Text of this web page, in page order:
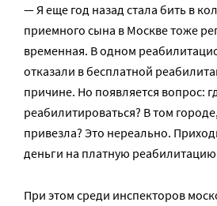
— Я еще год назад стала бить в
приемного сына в Москве тоже
временная. В одном
отказали в бесплатной
причине. Но появляется вопрос:
реабилитироваться? В том
привезла? Это нереально.
деньги на платную
При этом среди инспекторов